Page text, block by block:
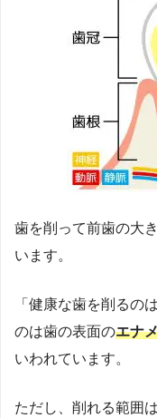
歯を削って前歯の大
います。
「健康な歯を削るの
のは歯の表面のエナ
いわれています。
ただし、削れる範囲